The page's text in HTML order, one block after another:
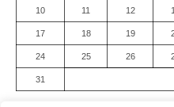
10 11 12
17 18 19
24 25 26
31